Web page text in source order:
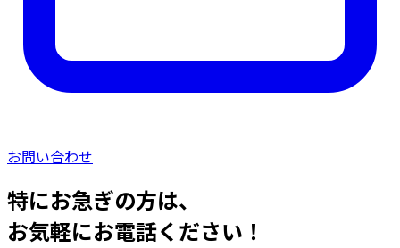
お問い合わせ
特にお急ぎの方は、
お気軽にお電話ください！